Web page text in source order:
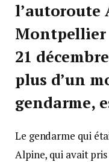
l’autoroute
Montpellier
21
plus d’un
gendarme,
Le gendarme qui
Alpine, qui avait